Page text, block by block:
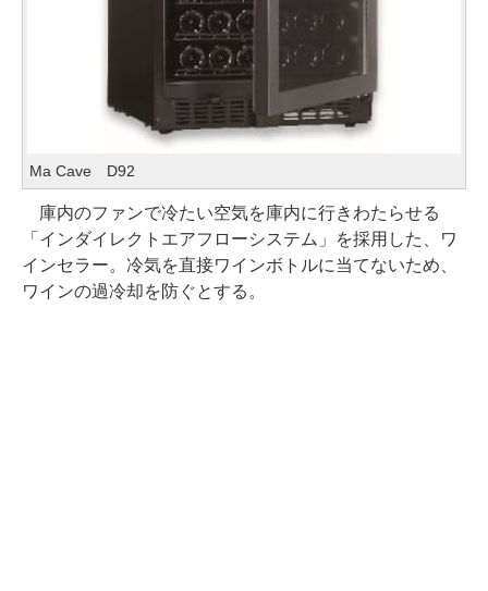
Ma Cave D92
庫内のファンで冷たい空気を庫内に行きわたらせる
「インダイレクトエアフローシステム」を採用した、ワ
インセラー。冷気を直接ワインボトルに当てないため、
ワインの過冷却を防ぐとする。